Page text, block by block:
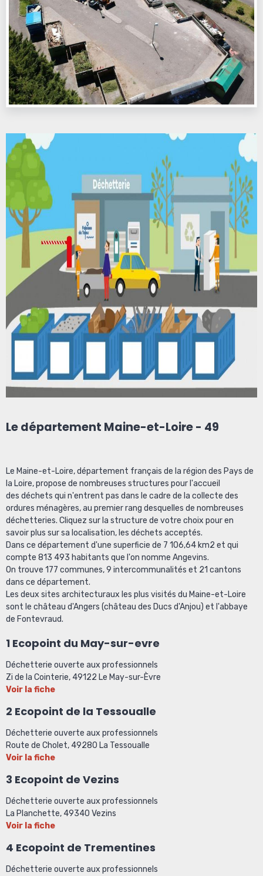
Le département Maine-et-Loire - 49
Le Maine-et-Loire, département français de la région des Pays de
la Loire, propose de nombreuses structures pour l'accueil
des déchets qui n'entrent pas dans le cadre de la collecte des
ordures ménagères, au premier rang desquelles de nombreuses
déchetteries. Cliquez sur la structure de votre choix pour en
savoir plus sur sa localisation, les déchets acceptés.
Dans ce département d'une superficie de 7 106,64 km2 et qui
compte 813 493 habitants que l'on nomme Angevins.
On trouve 177 communes, 9 intercommunalités et 21 cantons
dans ce département.
Les deux sites architecturaux les plus visités du Maine-et-Loire
sont le château d'Angers (château des Ducs d'Anjou) et l'abbaye
de Fontevraud.
1 Ecopoint du May-sur-evre
Déchetterie ouverte aux professionnels
Zi de la Cointerie, 49122 Le May-sur-Èvre
Voir la fiche
2 Ecopoint de la Tessoualle
Déchetterie ouverte aux professionnels
Route de Cholet, 49280 La Tessoualle
Voir la fiche
3 Ecopoint de Vezins
Déchetterie ouverte aux professionnels
La Planchette, 49340 Vezins
Voir la fiche
4 Ecopoint de Trementines
Déchetterie ouverte aux professionnels